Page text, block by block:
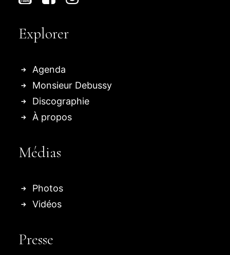
Explorer
Agenda
Monsieur Debussy
Discographie
À propos
Médias
Photos
Vidéos
Presse